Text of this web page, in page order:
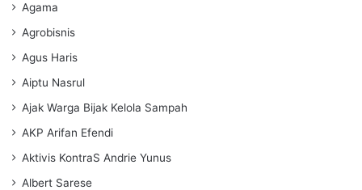
Agama
Agrobisnis
Agus Haris
Aiptu Nasrul
Ajak Warga Bijak Kelola Sampah
AKP Arifan Efendi
Aktivis KontraS Andrie Yunus
Albert Sarese